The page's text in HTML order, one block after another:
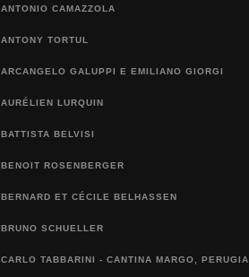
ANTONIO CAMAZZOLA
ANTONY TORTUL
ARCANGELO GALUPPI E EMILIANO GIORGI
AURÉLIEN LURQUIN
BATTISTA BELVISI
BENOIT ROSENBERGER
BERNARD ET CÉCILE BELHASSEN
BRUNO SCHUELLER
CARLO TABBARINI - CANTINA MARGO, PERUGIA